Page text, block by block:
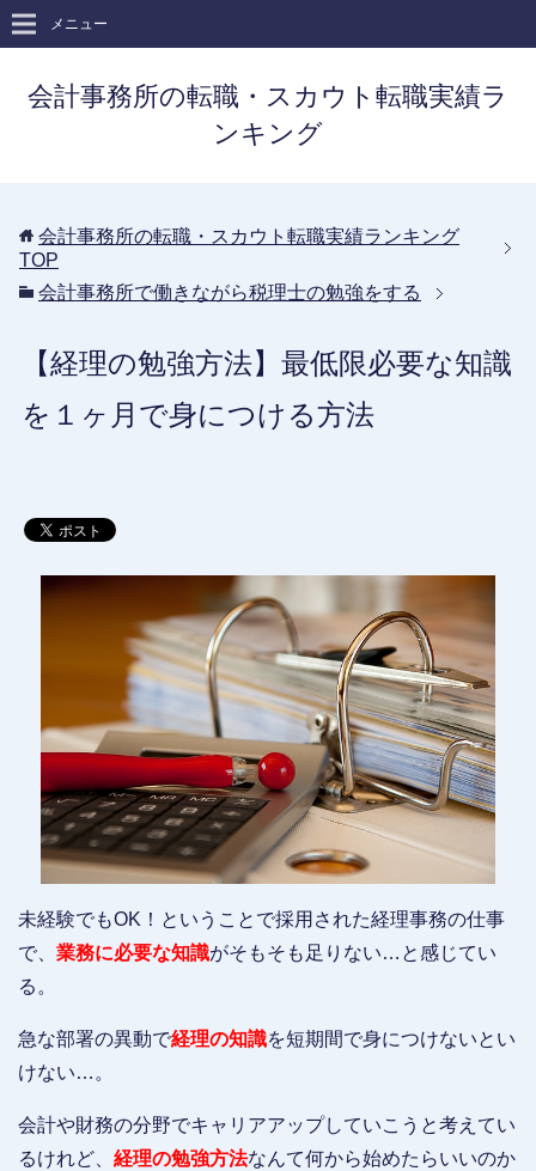
会計事務所の転職・スカウト転職実績ラ
ンキング
メニュー
会計事務所の転職・スカウト転職実績ランキング
TOP
会計事務所で働きながら税理士の勉強をする
【経理の勉強方法】最低限必要な知識
を１ヶ月で身につける方法
未経験でもOK！ということで採用された経理事務の仕事
で、 業務に必要な知識がそもそも足りない…と感じてい
る。
急な部署の異動で経理の知識を短期間で身につけないとい
けない…。
会計や財務の分野でキャリアアップしていこうと考えてい
るけれど、 経理の勉強方法なんて何から始めたらいいのか